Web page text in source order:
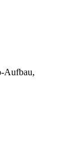
Aufbau,